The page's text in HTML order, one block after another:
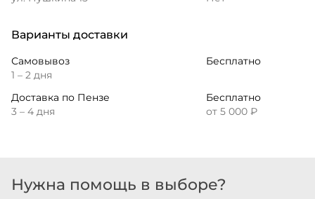
Варианты доставки
Самовывоз
1 – 2 дня
Бесплатно
Доставка по Пензе
3 – 4 дня
Бесплатно
от 5 000 ₽
Нужна помощь в выборе?